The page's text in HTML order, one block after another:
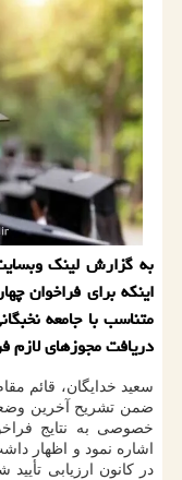
به گزارش لینک
متناسب با جامعه
دریافت مجوزهای لازم
سعید خدایگان، قائم
ضمن تشریح آخرین
خصوصی به نتایج